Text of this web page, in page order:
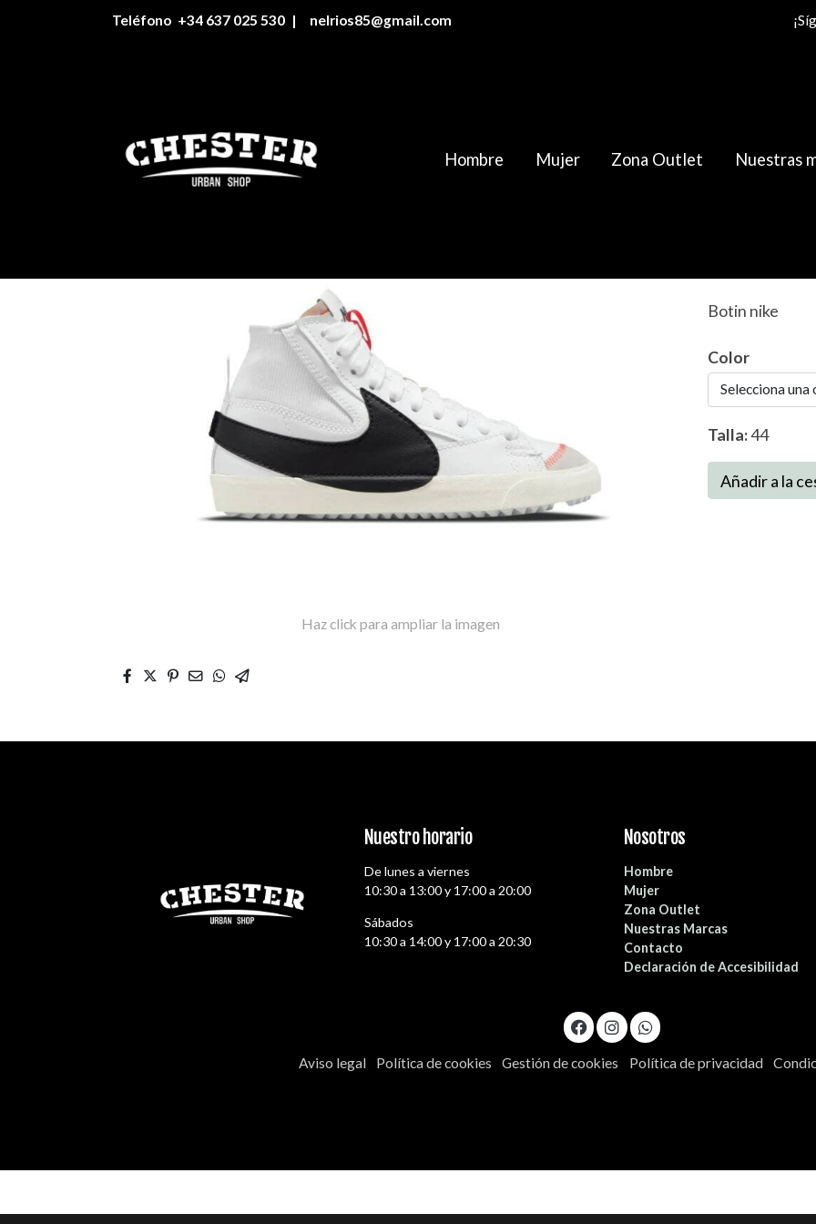
Teléfono +34 637 025 530 | nelrios85@gmail.com
Hombre Mujer Zona Outlet
Nuestras
Catálogo
Nike blazer Jumbo
Haz click para ampliar la imagen
Botin nike
Color
Selecciona una
Talla:44
Añadir a la
Nuestro horario
De lunes a viernes
10:30 a 13:00 y 17:00 a 20:00
Sábados
10:30 a 14:00 y 17:00 a 20:30
Nosotros
Hombre
Mujer
Zona Outlet
Nuestras Marcas
Contacto
Declaración de Accesibilidad
Aviso legal Política de cookies Gestión de cookies Política de privacidad